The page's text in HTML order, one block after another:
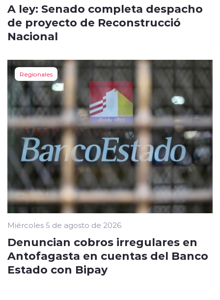
A ley: Senado completa despacho
de proyecto de Reconstrucció
Nacional
Regionales
Miércoles 5 de agosto de 2026
Denuncian cobros irregulares en
Antofagasta en cuentas del Banco
Estado con Bipay